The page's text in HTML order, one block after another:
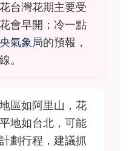
台灣花期主要受
會早開；冷一點
氣象局的預報，
。
區如阿里山，花
地如台北，可能
劃行程，建議抓